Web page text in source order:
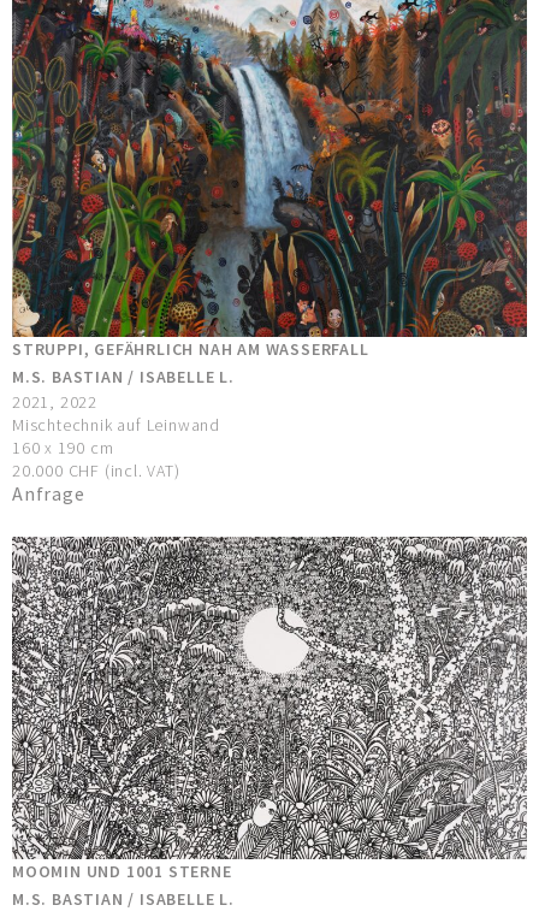
STRUPPI, GEFÄHRLICH NAH AM WASSERFALL
M.S. BASTIAN / ISABELLE L.
2021, 2022
Mischtechnik auf Leinwand
160 x 190 cm
20.000 CHF (incl. VAT)
Anfrage
MOOMIN UND 1001 STERNE
M.S. BASTIAN / ISABELLE L.